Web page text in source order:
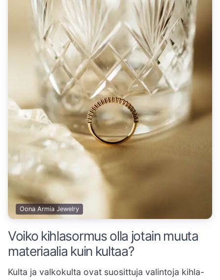
Oona Armia Jewelry
Voiko kihlasormus olla jotain muuta
materiaalia kuin kultaa?
Kulta ja valkokulta ovat suosittuja valintoja kihla-